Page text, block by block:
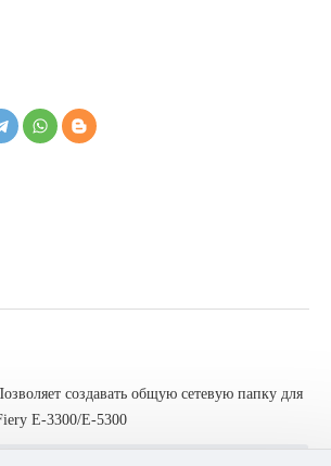
создавать общую сетевую папку для
E-3300/E-5300